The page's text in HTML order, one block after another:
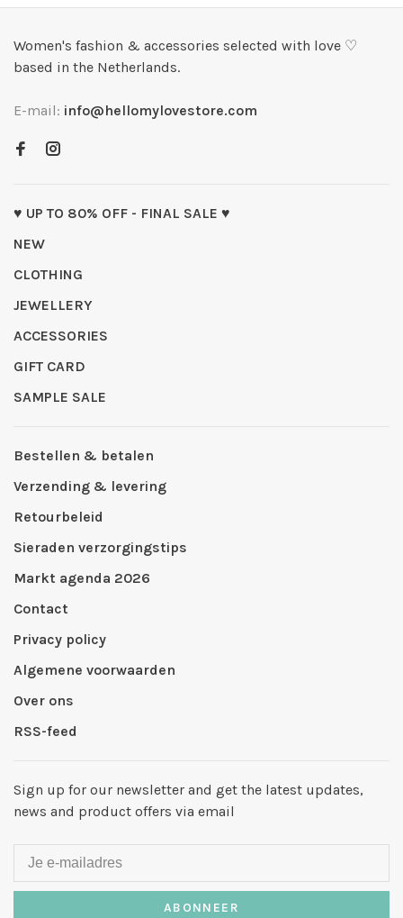
Women's fashion & accessories selected with love ♡
based in the Netherlands.
E-mail: info@hellomylovestore.com
♥ UP TO 80% OFF - FINAL SALE ♥
NEW
CLOTHING
JEWELLERY
ACCESSORIES
GIFT CARD
SAMPLE SALE
Bestellen & betalen
Verzending & levering
Retourbeleid
Sieraden verzorgingstips
Markt agenda 2026
Contact
Privacy policy
Algemene voorwaarden
Over ons
RSS-feed
Sign up for our newsletter and get the latest updates,
news and product offers via email
ABONNEER